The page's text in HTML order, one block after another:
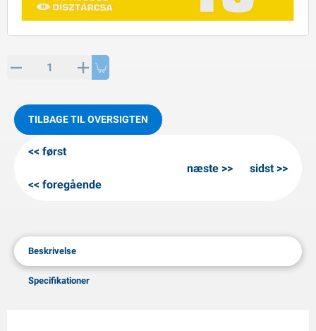
artikler
TILBAGE TIL OVERSIGTEN
først
foregående
næste sidst
Beskrivelse
Specifikationer